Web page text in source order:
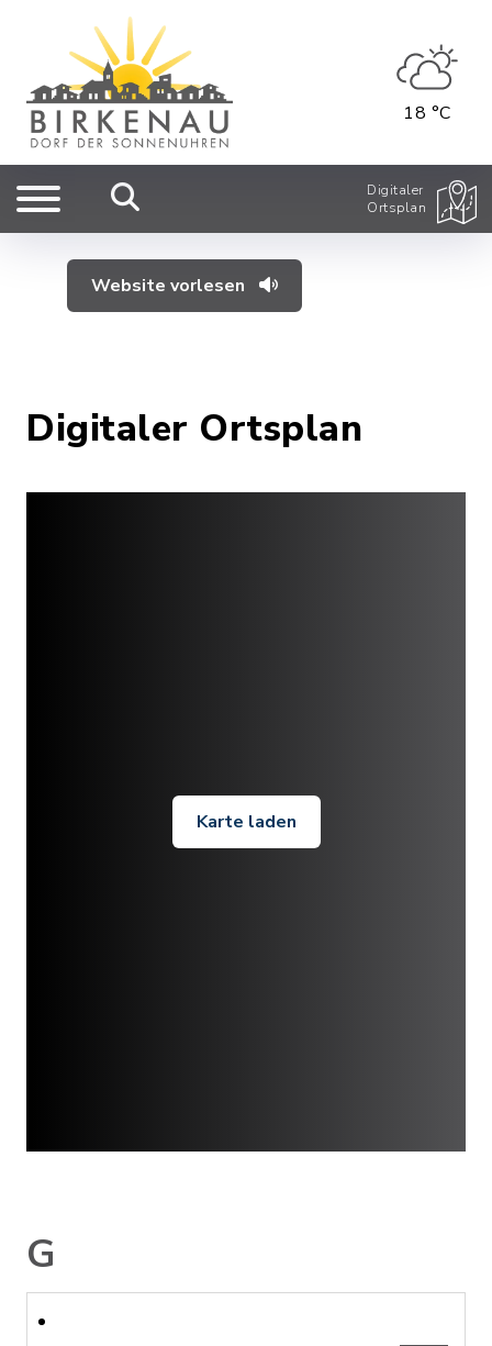
18 °C
Digitaler
Ortsplan
Website vorlesen
Digitaler Ortsplan
Karte laden
G